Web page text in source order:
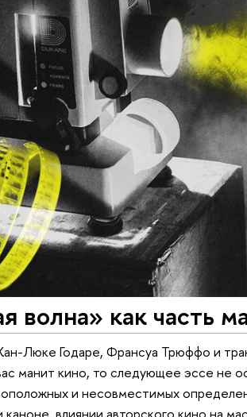
волна» как часть
Люке Годаре, Франсуа Трюффо и
манит кино, то следующее эссе не
и несовместимых